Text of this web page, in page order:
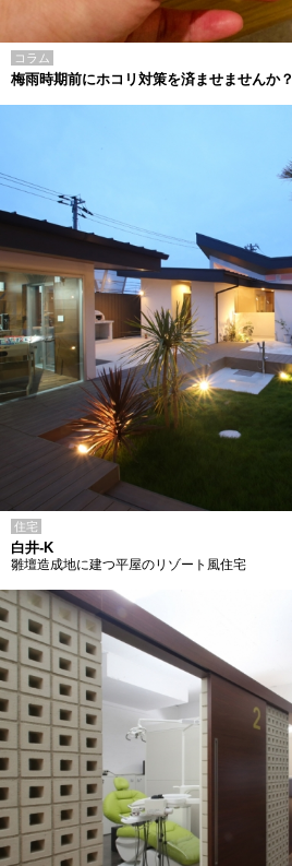
コラム
梅雨時期前にホコリ対策を済ませませんか？
住宅
白井-K
雛壇造成地に建つ平屋のリゾート風住宅